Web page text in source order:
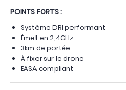
POINTS FORTS :
Système DRI performant
Émet en 2,4GHz
3km de portée
À fixer sur le drone
EASA compliant